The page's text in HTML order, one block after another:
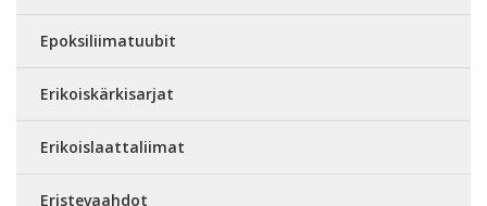
Epoksiliimatuubit
Erikoiskärkisarjat
Erikoislaattaliimat
Eristevaahdot